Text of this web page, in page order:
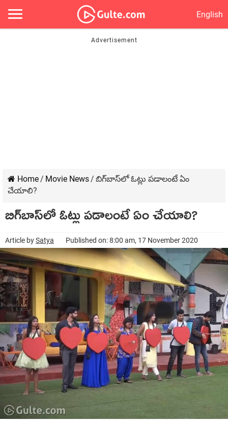
English
Home/ Movie News/ బిగ్‍బాస్‍లో ఓట్లు పడాలంటే ఏం
చేయాలి?
బిగ్‍బాస్‍లో ఓట్లు పడాలంటే ఏం చేయాలి?
Article bySatya Published on: 8:00 am, 17 November 2020